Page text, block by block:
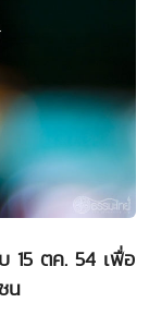
15 ตค. 54 เพื่อ
น